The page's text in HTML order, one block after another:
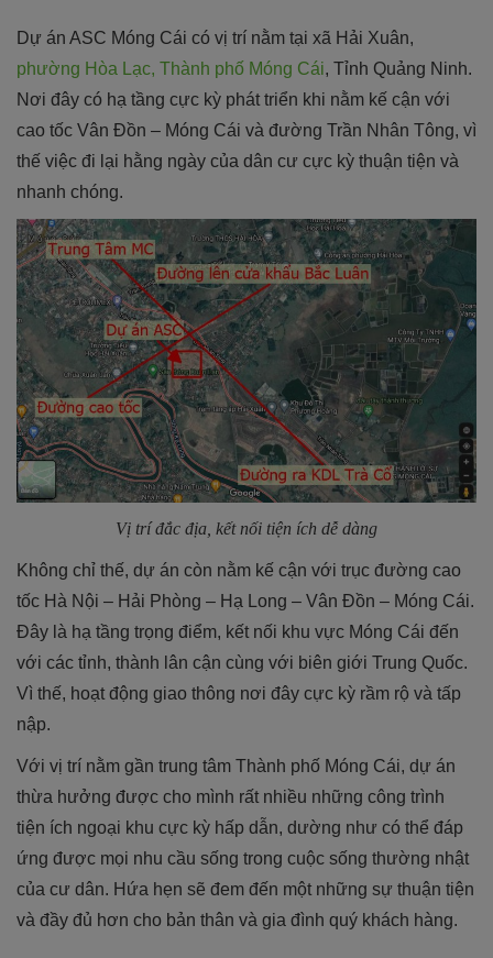
Dự án ASC Móng Cái có vị trí nằm tại xã Hải Xuân,
phường Hòa Lạc, Thành phố Móng Cái, Tỉnh Quảng Ninh.
Nơi đây có hạ tầng cực kỳ phát triển khi nằm kế cận với
cao tốc Vân Đồn – Móng Cái và đường Trần Nhân Tông, vì
thế việc đi lại hằng ngày của dân cư cực kỳ thuận tiện và
nhanh chóng.
Vị trí đắc địa, kết nối tiện ích dễ dàng
Không chỉ thế, dự án còn nằm kế cận với trục đường cao
tốc Hà Nội – Hải Phòng – Hạ Long – Vân Đồn – Móng Cái.
Đây là hạ tầng trọng điểm, kết nối khu vực Móng Cái đến
với các tỉnh, thành lân cận cùng với biên giới Trung Quốc.
Vì thế, hoạt động giao thông nơi đây cực kỳ rầm rộ và tấp
nập.
Với vị trí nằm gần trung tâm Thành phố Móng Cái, dự án
thừa hưởng được cho mình rất nhiều những công trình
tiện ích ngoại khu cực kỳ hấp dẫn, dường như có thể đáp
ứng được mọi nhu cầu sống trong cuộc sống thường nhật
của cư dân. Hứa hẹn sẽ đem đến một những sự thuận tiện
và đầy đủ hơn cho bản thân và gia đình quý khách hàng.